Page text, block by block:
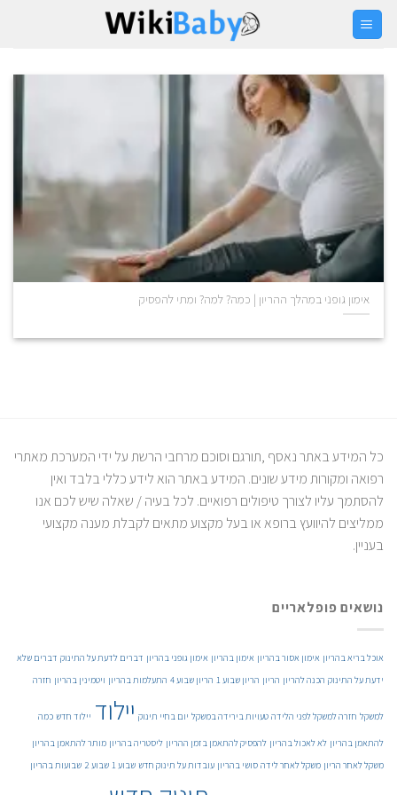
Skip
אימון גופני במהלך ההריון | כמה? למה? ומתי להפסיק
כל המידע באתר נאסף ,תורגם וסוכם מרחבי הרשת על ידי המערכת מאתרי
רפואה ומקורות מידע שונים. המידע באתר הוא לידע כללי בלבד ואין
להסתמך עליו לצורך טיפולים רפואיים. לכל בעיה / שאלה שיש לכם אנו
ממליצים להיוועץ ברופא או בעל מקצוע מתאים לקבלת מענה מקצועי
בעניין.
נושאים פופלאריים
אוכל בריא בהריון אימון אסור בהריון אימון בהריון אימון גופני בהריון דברים לדעת על התינוק דברים שלא
ידעת על התינוק הכנה להריון הריון הריון שבוע 1 הריון שבוע 4 התעלמות בהריון ויטמינין בהריון חזרה
למשקל חזרה למשקל לפני הלידה טעויות בירידה במשקל יום בחיי תינוק יילוד יילוד חדש כמה
להתאמן בהריון לא לאכול בהריון להפסיק להתאמן בזמן ההריון ליסטריה בהריון מותר להתאמן בהריון
משקל לאחר הריון משקל לאחר לידה סושי בהריון עובדות על תינוק חדש שבוע 1 שבוע 2 שבועות בהריון